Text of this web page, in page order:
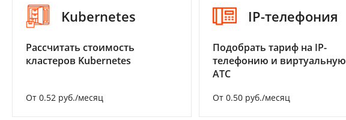
Kubernetes
Рассчитать стоимость
кластеров Kubernetes
От 0.52 руб./месяц
IP-телефония
Подобрать тариф на IP-
телефонию и виртуальную
АТС
От 0.50 руб./месяц